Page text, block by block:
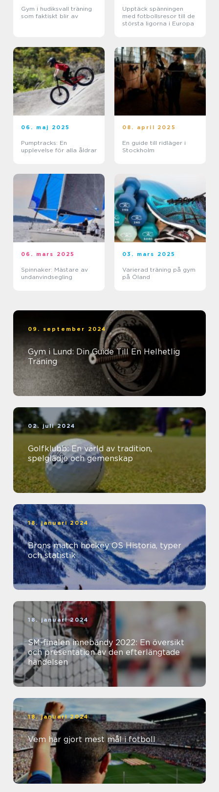
Gym i hudiksvall träning
som faktiskt blir av
Upptäck spänningen
med fotbollsresor till de
största ligorna i Europa
06. maj 2025
Pumptracks: En
upplevelse för alla åldrar
08. april 2025
En guide till ridläger i
Stockholm
06. mars 2025
Spinnaker: Mästare av
undanvindsegling
03. mars 2025
Varierad träning på gym
på Öland
09. september 2024
Gym i Lund: Din Guide Till En Helhetlig
Träning
02. juli 2024
Golfklubb: En värld av tradition,
spelglädje och gemenskap
18. januari 2024
Brons match hockey OS Historia, typer
och statistik
18. januari 2024
SM-finalen innebandy 2022: En översikt
och presentation av den efterlängtade
händelsen
18. januari 2024
Vem har gjort mest mål i fotboll